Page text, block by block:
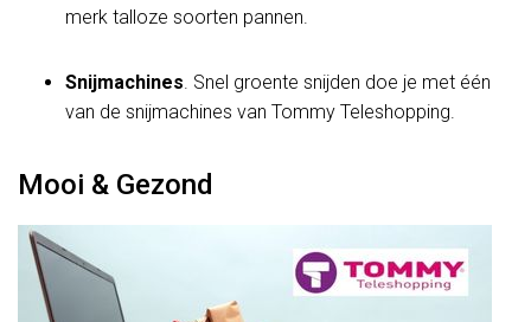
merk talloze soorten pannen.
Snijmachines. Snel groente snijden doe je met één
van de snijmachines van Tommy Teleshopping.
Mooi & Gezond